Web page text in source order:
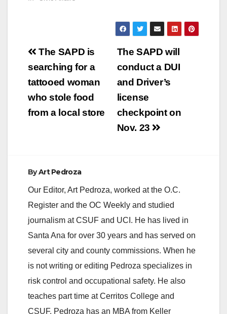
Post
navigation
The SAPD will
conduct a DUI
and Driver’s
license
checkpoint on
Nov. 23
The SAPD is
searching for a
tattooed woman
who stole food
from a local store
ByArt Pedroza
Our Editor, Art Pedroza, worked at the O.C.
Register and the OC Weekly and studied
journalism at CSUF and UCI. He has lived in
Santa Ana for over 30 years and has served on
several city and county commissions. When he
is not writing or editing Pedroza specializes in
risk control and occupational safety. He also
teaches part time at Cerritos College and
CSUF. Pedroza has an MBA from Keller